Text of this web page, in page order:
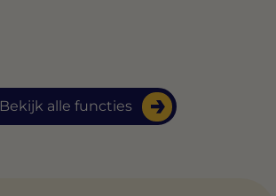
Bekijk alle functies